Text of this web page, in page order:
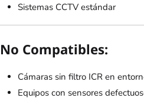
Sistemas CCTV estándar
No Compatibles:
Cámaras sin filtro ICR en
Equipos con sensores